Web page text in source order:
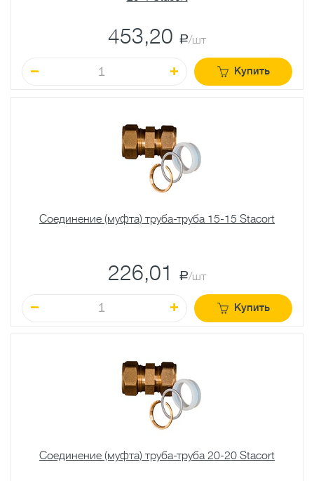
453,20 a/шт
Купить
Соединение (муфта) труба-труба 15-15 Stacort
226,01 a/шт
Купить
Соединение (муфта) труба-труба 20-20 Stacort